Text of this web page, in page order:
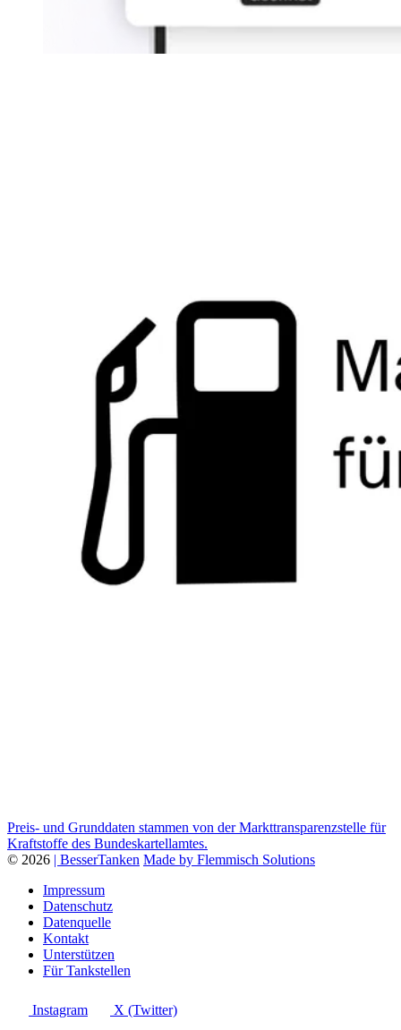
Preis- und Grunddaten stammen von der Markttransparenzstelle für
Kraftstoffe des Bundeskartellamtes.
© 2026 | BesserTanken Made by Flemmisch Solutions
Impressum
Datenschutz
Datenquelle
Kontakt
Unterstützen
Für Tankstellen
Instagram X (Twitter)